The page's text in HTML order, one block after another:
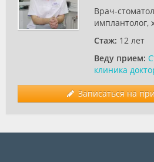
Врач-
имплантолог,
Стаж: 12 лет
Веду прием:
клиника
Записаться на